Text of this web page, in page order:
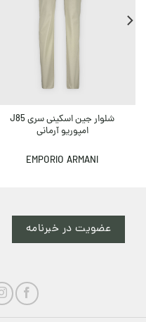
شلوار جین اسکینی سری J85
امپوریو آرمانی
EMPORIO ARMANI
عضویت در خبرنامه